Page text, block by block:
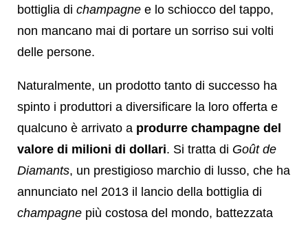
bottiglia di champagne e lo schiocco del tappo,
non mancano mai di portare un sorriso sui volti
delle persone.
Naturalmente, un prodotto tanto di successo ha
spinto i produttori a diversificare la loro offerta e
qualcuno è arrivato a produrre champagne del
valore di milioni di dollari. Si tratta di Goût de
Diamants, un prestigioso marchio di lusso, che ha
annunciato nel 2013 il lancio della bottiglia di
champagne più costosa del mondo, battezzata